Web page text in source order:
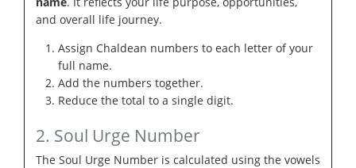
and overall life journey.
Assign Chaldean numbers to each letter of your
full name.
Add the numbers together.
Reduce the total to a single digit.
2. Soul Urge Number
The Soul Urge Number is calculated using the vowels